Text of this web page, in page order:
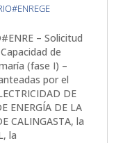
– Solicitud
de
(fase I) –
por el
DE
ENERGÍA DE LA
CALINGASTA, la
la